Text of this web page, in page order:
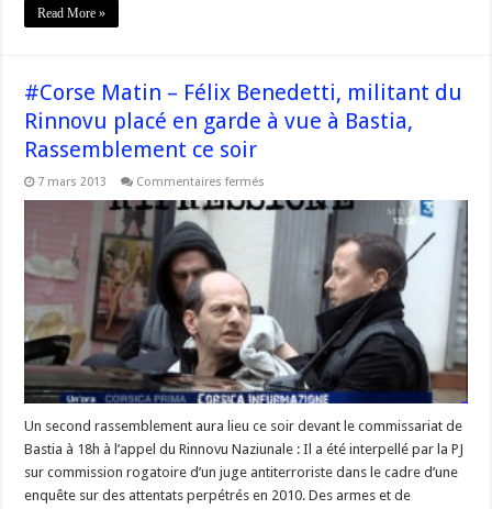
Read More »
#Corse Matin – Félix Benedetti, militant du
Rinnovu placé en garde à vue à Bastia,
Rassemblement ce soir
7 mars 2013 Commentaires fermés
Matin
Félix
Benedetti,
du
placé
en
garde
à
vue
à
Bastia,
ce
Un second rassemblement aura lieu ce soir devant le commissariat de
Bastia à 18h à l’appel du Rinnovu Naziunale : Il a été interpellé par la PJ
sur commission rogatoire d’un juge antiterroriste dans le cadre d’une
enquête sur des attentats perpétrés en 2010. Des armes et de